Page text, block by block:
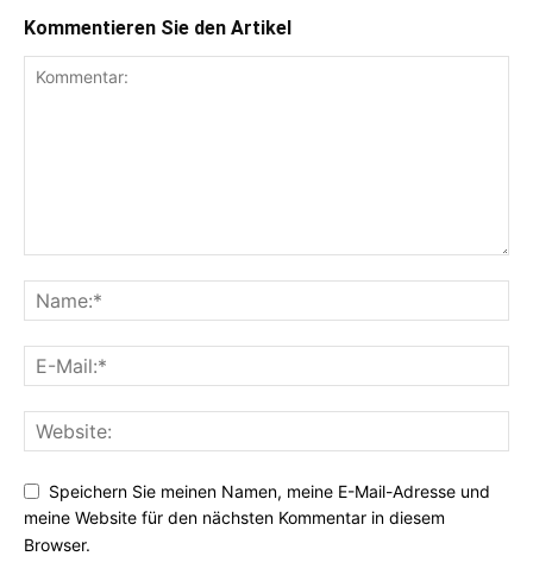
Kommentieren Sie den Artikel
Speichern Sie meinen Namen, meine E-Mail-Adresse und
meine Website für den nächsten Kommentar in diesem
Browser.